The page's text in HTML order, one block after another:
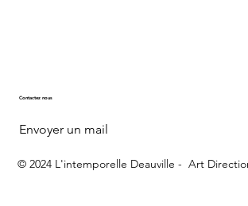
Contactez nous
Envoyer un mail
© 2024 L'intemporelle Deauville - Art